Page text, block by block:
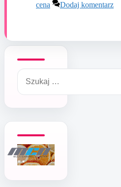
cena
Dodaj komentarz
Szukaj: